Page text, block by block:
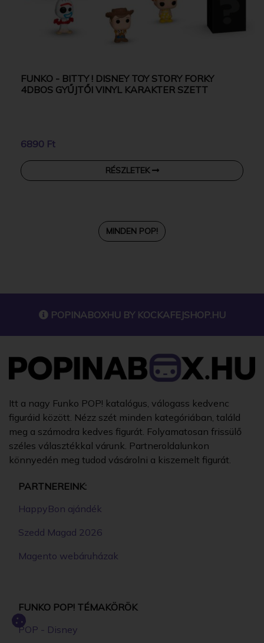
FUNKO - BITTY ! DISNEY TOY STORY FORKY
4DBOS GYŰJTŐI VINYL KARAKTER SZETT
6890 Ft
RÉSZLETEK
MINDEN POP!
POPINABOXHU BY KOCKAFEJSHOP.HU
Itt a nagy Funko POP! katalógus, válogass kedvenc
figuráid között. Nézz szét minden kategóriában, találd
meg a számodra kedves figurát. Folyamatosan frissülő
széles választékkal várunk. Partneroldalunkon
könnyedén meg tudod vásárolni a kiszemelt figurát.
PARTNEREINK:
HappyBon ajándék
Szedd Magad 2026
Magento webáruházak
FUNKO POP! TÉMAKÖRÖK
POP - Disney